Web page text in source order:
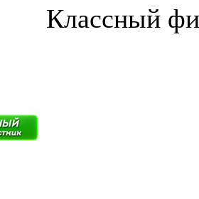
Классный